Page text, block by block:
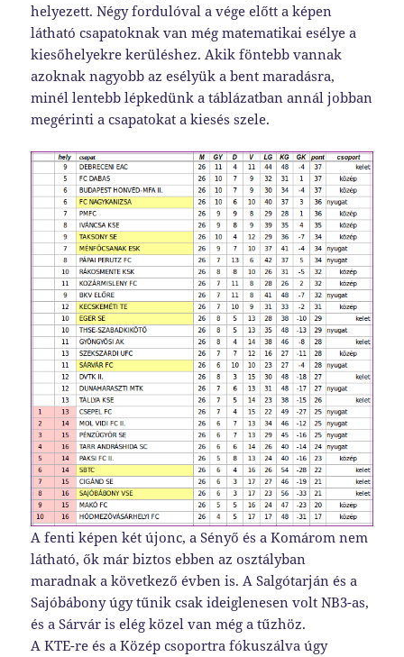
helyezett. Négy fordulóval a vége előtt a képen
látható csapatoknak van még matematikai esélye a
kiesőhelyekre kerüléshez. Akik föntebb vannak
azoknak nagyobb az esélyük a bent maradásra,
minél lentebb lépkedünk a táblázatban annál jobban
megérinti a csapatokat a kiesés szele.
A fenti képen két újonc, a Sényő és a Komárom nem
látható, ők már biztos ebben az osztályban
maradnak a következő évben is. A Salgótarján és a
Sajóbábony úgy tűnik csak ideiglenesen volt NB3-as,
és a Sárvár is elég közel van még a tűzhöz.
A KTE-re és a Közép csoportra fókuszálva úgy